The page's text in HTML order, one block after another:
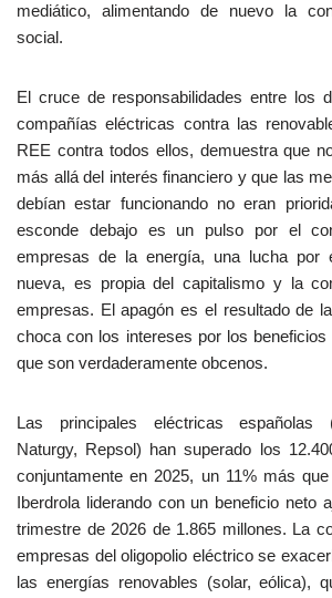
mediático, alimentando de nuevo la
social.
El cruce de responsabilidades entre los
compañías eléctricas contra las
REE contra todos ellos, demuestra que
más allá del interés financiero y que las
debían estar funcionando no eran
esconde debajo es un pulso por el
empresas de la energía, una lucha por
nueva, es propia del capitalismo y la
empresas. El apagón es el resultado de
choca con los intereses por los
que son verdaderamente obcenos.
Las principales eléctricas españolas
Naturgy, Repsol) han superado los
conjuntamente en 2025, un 11% más
Iberdrola liderando con un beneficio neto
trimestre de 2026 de 1.865 millones. La
empresas del oligopolio eléctrico se
las energías renovables (solar, eólica),